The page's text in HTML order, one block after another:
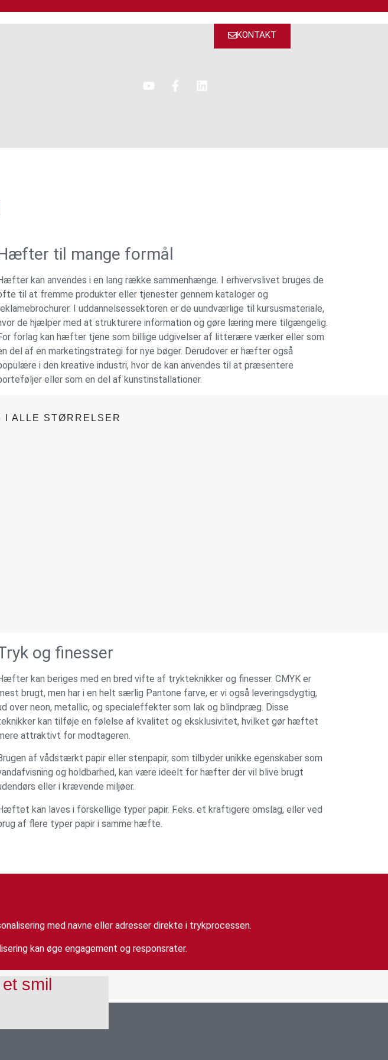
KONTAKT
til mange formål
kan anvendes i en lang række sammenhænge. I erhvervslivet bruges de
til at fremme produkter eller tjenester gennem kataloger og
I uddannelsessektoren er de uundværlige til kursusmateriale,
de hjælper med at strukturere information og gøre læring mere tilgængelig.
forlag kan hæfter tjene som billige udgivelser af litterære værker eller som
del af en marketingstrategi for nye bøger. Derudover er hæfter også
i den kreative industri, hvor de kan anvendes til at præsentere
eller som en del af kunstinstallationer.
I ALLE STØRRELSER
og finesser
kan beriges med en bred vifte af trykteknikker og finesser. CMYK er
brugt, men har i en helt særlig Pantone farve, er vi også leveringsdygtig,
over neon, metallic, og specialeffekter som lak og blindpræg. Disse
kan tilføje en følelse af kvalitet og eksklusivitet, hvilket gør hæftet
attraktivt for modtageren.
af vådstærkt papir eller stenpapir, som tilbyder unikke egenskaber som
og holdbarhed, kan være ideelt for hæfter der vil blive brugt
eller i krævende miljøer.
kan laves i forskellige typer papir. F.eks. et kraftigere omslag, eller ved
af flere typer papir i samme hæfte.
med navne eller adresser direkte i trykprocessen.
kan øge engagement og responsrater.
smil